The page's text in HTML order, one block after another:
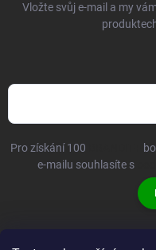
Vložte svůj e-mail a my
Pro získání 100
e-mailu souhlasíte s